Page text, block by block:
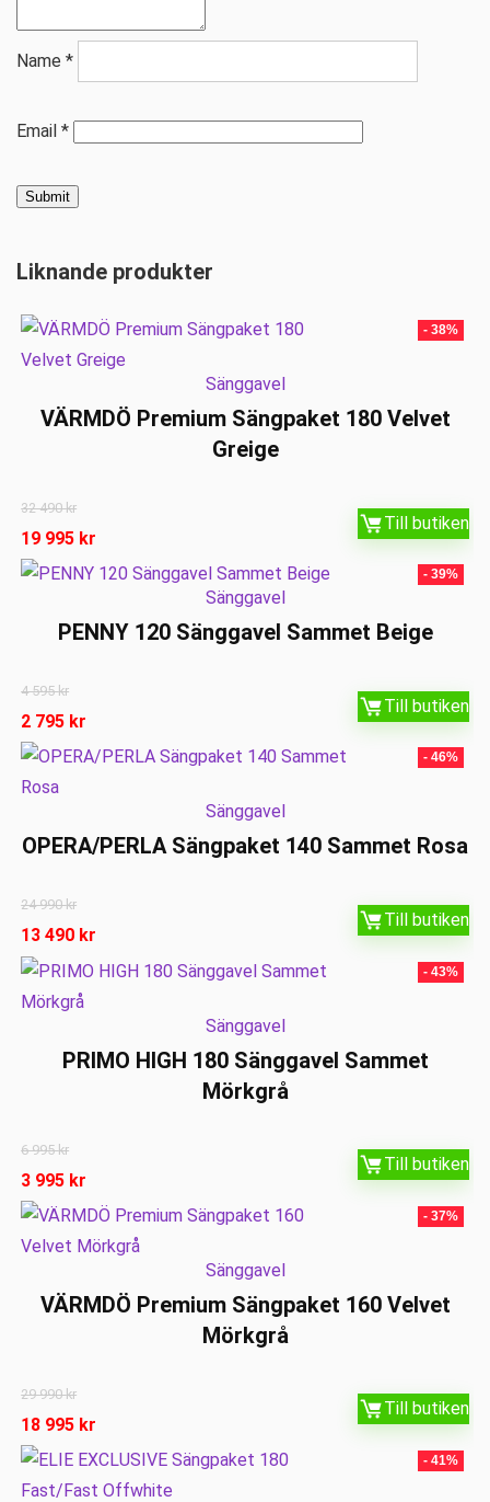
Name *
Email *
Liknande produkter
- 38%
Sänggavel
VÄRMDÖ Premium Sängpaket 180 Velvet
Greige
32 490kr
19 995 kr
Till butiken
- 39%
Sänggavel
PENNY 120 Sänggavel Sammet Beige
4 595kr
2 795 kr
Till butiken
- 46%
Sänggavel
OPERA/PERLA Sängpaket 140 Sammet Rosa
24 990kr
13 490 kr
Till butiken
- 43%
Sänggavel
PRIMO HIGH 180 Sänggavel Sammet
Mörkgrå
6 995kr
3 995 kr
Till butiken
- 37%
Sänggavel
VÄRMDÖ Premium Sängpaket 160 Velvet
Mörkgrå
29 990kr
18 995 kr
Till butiken
- 41%